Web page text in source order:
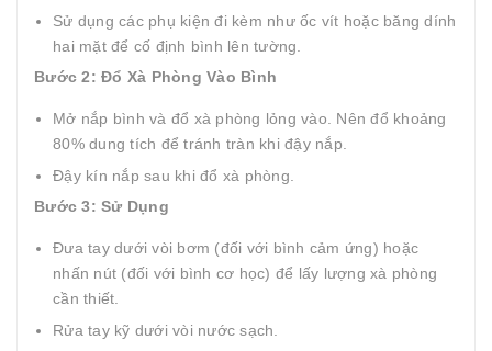
Sử dụng các phụ kiện đi kèm như ốc vít hoặc băng dính
hai mặt để cố định bình lên tường.
Bước 2: Đổ Xà Phòng Vào Bình
Mở nắp bình và đổ xà phòng lỏng vào. Nên đổ khoảng
80% dung tích để tránh tràn khi đậy nắp.
Đậy kín nắp sau khi đổ xà phòng.
Bước 3: Sử Dụng
Đưa tay dưới vòi bơm (đối với bình cảm ứng) hoặc
nhấn nút (đối với bình cơ học) để lấy lượng xà phòng
cần thiết.
Rửa tay kỹ dưới vòi nước sạch.